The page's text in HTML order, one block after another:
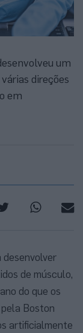
um
direções
em
de músculo,
do que os
pela Boston
artificialmente